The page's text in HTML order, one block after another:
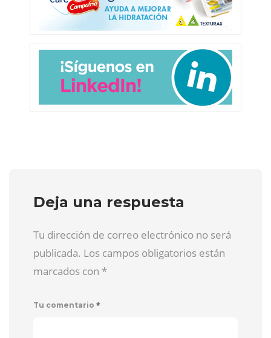
Deja una respuesta
Tu dirección de correo electrónico no será
publicada. Los campos obligatorios están
marcados con *
Tu comentario *